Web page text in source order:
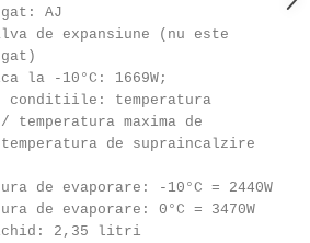
AJ
de expansiune (nu este
la -10°C: 1669W;
conditiile: temperatura
temperatura maxima de
de supraincalzire
evaporare: -10°C = 2440W
evaporare: 0°C = 3470W
2,35 litri